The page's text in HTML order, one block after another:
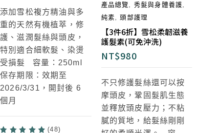
添加雪松複方精油與多
重的天然有機植萃，修
護、滋潤髮絲與頭皮，
特別適合細軟髮、染燙
受損髮 容量：250ml
保存期限：效期至
2026/3/31，開封後 6
個月
(48)
產品總覽
秀髮與身體養護
純素 ,頭部護理
【3件6折】雪松柔韌滋養
護髮素(可免沖洗)
NT$980
不只修護髮絲還可以按
摩頭皮，鞏固髮肌生態
並釋放頭皮壓力；不粘
膩的質地，給髮絲剛剛